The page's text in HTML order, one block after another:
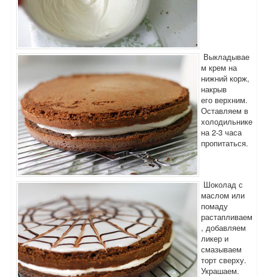
Выкладывае
м крем на
нижний корж,
накрыв
его верхним.
Оставляем в
холодильнике
на 2-3 часа
пропитаться.
Шоколад с
маслом или
помаду
растапливаем
, добавляем
ликер и
смазываем
торт сверху.
Украшаем.